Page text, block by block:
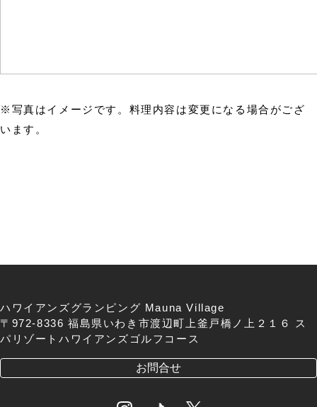
※写真はイメージです。料理内容は変更になる場合がござ
います。
ハワイアンズグランピング Mauna Village
〒972-8336 福島県いわき市渡辺町上釜戸橋ノ上２１６ ス
パリゾートハワイアンズゴルフコース
お問合せ